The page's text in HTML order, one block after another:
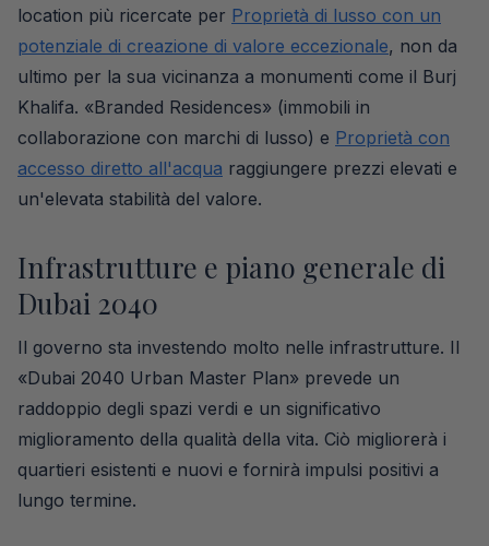
location più ricercate per Proprietà di lusso con un
potenziale di creazione di valore eccezionale, non da
ultimo per la sua vicinanza a monumenti come il Burj
Khalifa. «Branded Residences» (immobili in
collaborazione con marchi di lusso) e Proprietà con
accesso diretto all'acqua raggiungere prezzi elevati e
un'elevata stabilità del valore.
Infrastrutture e piano generale di
Dubai 2040
Il governo sta investendo molto nelle infrastrutture. Il
«Dubai 2040 Urban Master Plan» prevede un
raddoppio degli spazi verdi e un significativo
miglioramento della qualità della vita. Ciò migliorerà i
quartieri esistenti e nuovi e fornirà impulsi positivi a
lungo termine.